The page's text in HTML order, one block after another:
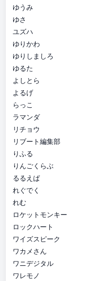
ゆうみ
ゆさ
ユズハ
ゆりかわ
ゆりしましろ
ゆるた
よしとら
よるげ
らっこ
ラマンダ
リチョウ
リブート編集部
りふる
りんごくらぶ
るるえぱ
れぐでく
れむ
ロケットモンキー
ロックハート
ワイズスピーク
ワカメさん
ワニデジタル
ワレモノ